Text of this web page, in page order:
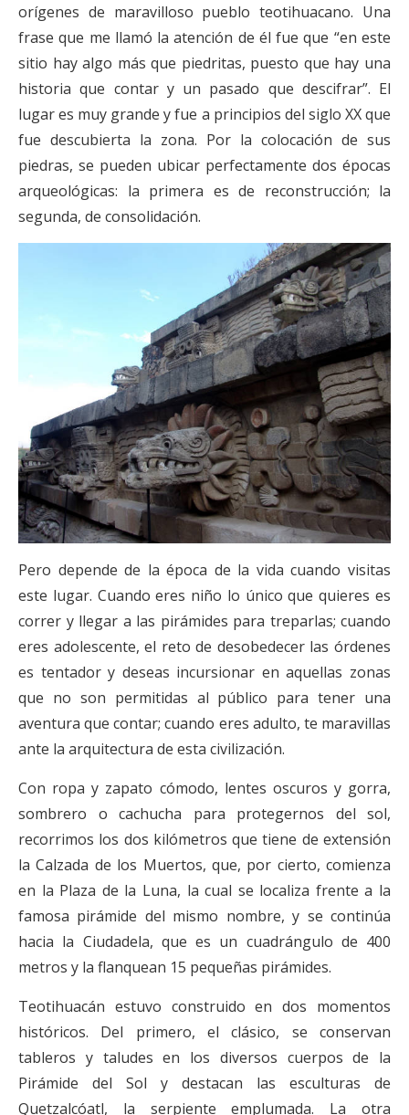
orígenes de maravilloso pueblo teotihuacano. Una
frase que me llamó la atención de él fue que “en este
sitio hay algo más que piedritas, puesto que hay una
historia que contar y un pasado que descifrar”. El
lugar es muy grande y fue a principios del siglo XX que
fue descubierta la zona. Por la colocación de sus
piedras, se pueden ubicar perfectamente dos épocas
arqueológicas: la primera es de reconstrucción; la
segunda, de consolidación.
Pero depende de la época de la vida cuando visitas
este lugar. Cuando eres niño lo único que quieres es
correr y llegar a las pirámides para treparlas; cuando
eres adolescente, el reto de desobedecer las órdenes
es tentador y deseas incursionar en aquellas zonas
que no son permitidas al público para tener una
aventura que contar; cuando eres adulto, te maravillas
ante la arquitectura de esta civilización.
Con ropa y zapato cómodo, lentes oscuros y gorra,
sombrero o cachucha para protegernos del sol,
recorrimos los dos kilómetros que tiene de extensión
la Calzada de los Muertos, que, por cierto, comienza
en la Plaza de la Luna, la cual se localiza frente a la
famosa pirámide del mismo nombre, y se continúa
hacia la Ciudadela, que es un cuadrángulo de 400
metros y la flanquean 15 pequeñas pirámides.
Teotihuacán estuvo construido en dos momentos
históricos. Del primero, el clásico, se conservan
tableros y taludes en los diversos cuerpos de la
Pirámide del Sol y destacan las esculturas de
Quetzalcóatl, la serpiente emplumada. La otra